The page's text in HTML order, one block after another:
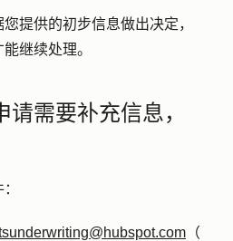
提供的初步信息做出决定，
继续处理。
需要补充信息，
（